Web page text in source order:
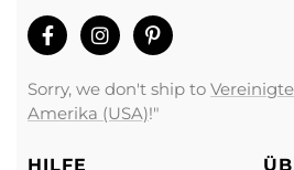
Sorry, we don't ship to
Amerika (USA)!"
HILFE